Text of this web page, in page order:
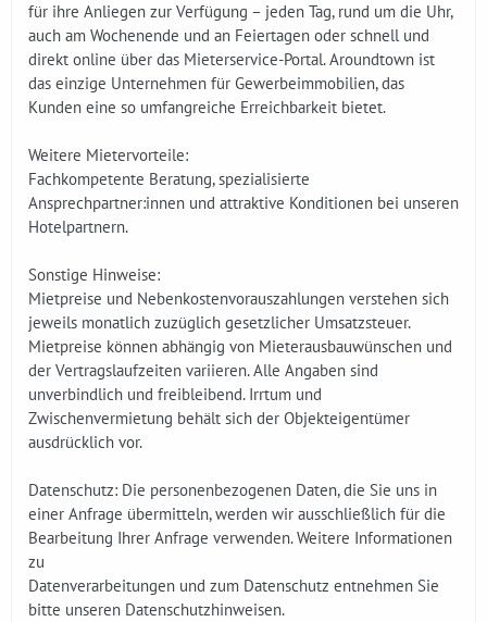
für ihre Anliegen zur Verfügung – jeden Tag, rund um die Uhr,
auch am Wochenende und an Feiertagen oder schnell und
direkt online über das Mieterservice-Portal. Aroundtown ist
das einzige Unternehmen für Gewerbeimmobilien, das
Kunden eine so umfangreiche Erreichbarkeit bietet.
Weitere Mietervorteile:
Fachkompetente Beratung, spezialisierte
Ansprechpartner:innen und attraktive Konditionen bei unseren
Hotelpartnern.
Sonstige Hinweise:
Mietpreise und Nebenkostenvorauszahlungen verstehen sich
jeweils monatlich zuzüglich gesetzlicher Umsatzsteuer.
Mietpreise können abhängig von Mieterausbauwünschen und
der Vertragslaufzeiten variieren. Alle Angaben sind
unverbindlich und freibleibend. Irrtum und
Zwischenvermietung behält sich der Objekteigentümer
ausdrücklich vor.
Datenschutz: Die personenbezogenen Daten, die Sie uns in
einer Anfrage übermitteln, werden wir ausschließlich für die
Bearbeitung Ihrer Anfrage verwenden. Weitere Informationen
zu
Datenverarbeitungen und zum Datenschutz entnehmen Sie
bitte unseren Datenschutzhinweisen.